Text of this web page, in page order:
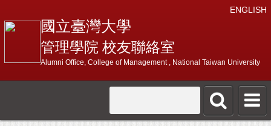
ENGLISH
國立臺灣大學
管理學院 校友聯絡室
Alumni Office, College of Management , National Taiwan University